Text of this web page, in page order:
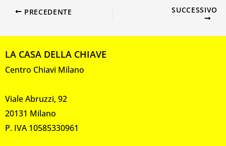
PRECEDENTE SUCCESSIVO
LA CASA DELLA CHIAVE
Centro Chiavi Milano
Viale Abruzzi, 92
20131 Milano
P. IVA 10585330961